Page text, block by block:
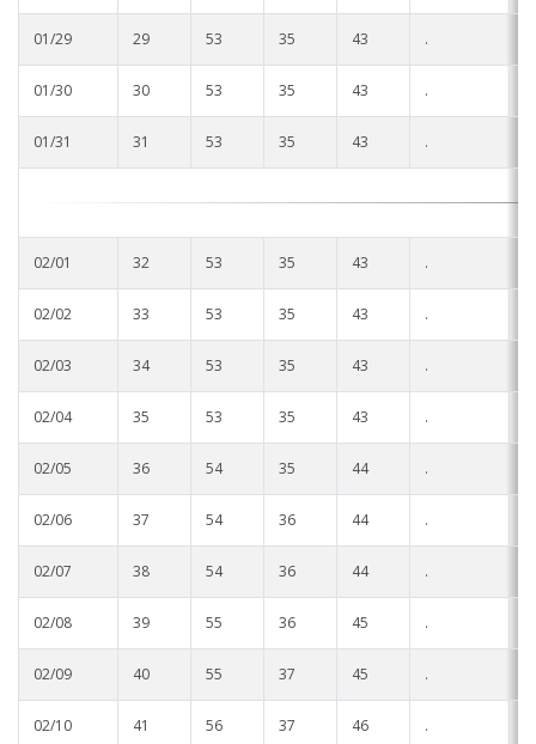
01/29 29 53 35 43 .
01/30 30 53 35 43 .
01/31 31 53 35 43 .
02/01 32 53 35 43 .
02/02 33 53 35 43 .
02/03 34 53 35 43 .
02/04 35 53 35 43 .
02/05 36 54 35 44 .
02/06 37 54 36 44 .
02/07 38 54 36 44 .
02/08 39 55 36 45 .
02/09 40 55 37 45 .
02/10 41 56 37 46 .